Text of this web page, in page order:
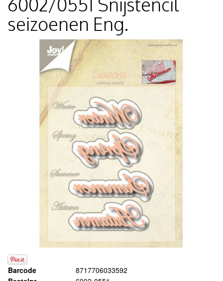
seizoenen Eng.
Barcode
8717706033592